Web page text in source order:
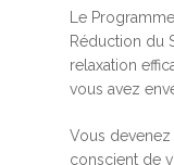
Le
Réduction du
relaxation
vous avez
Vous
conscient de